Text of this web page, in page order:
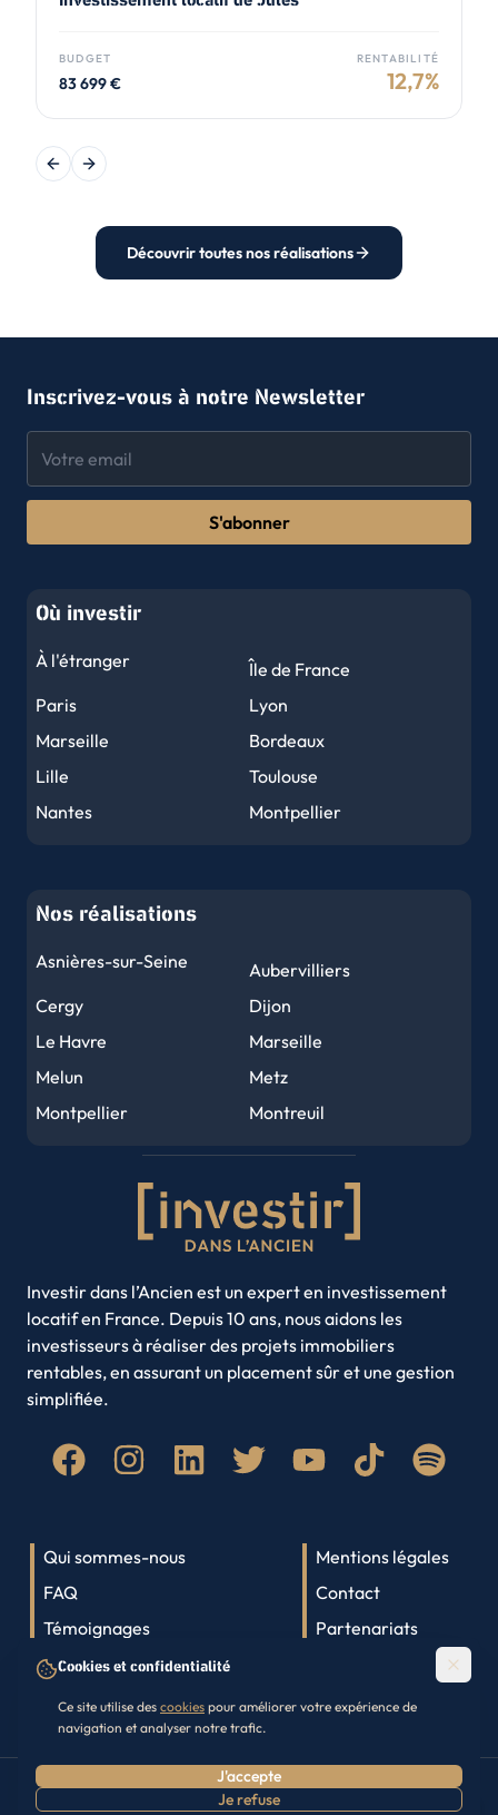
Prendre RDV
BUDGET
83 699€
RENTABILITÉ
12,7%
Previous slide
Next slide
Découvrir toutes nos réalisations
Cookies et confidentialité
Ce site utilise des cookies pour améliorer votre expérience de
navigation et analyser notre trafic.
J'accepte
Je refuse
Inscrivez-vous à notre Newsletter
S'abonner
Où investir
À l'étranger
Île de France
Paris
Lyon
Marseille
Bordeaux
Lille
Toulouse
Nantes
Montpellier
Le Havre
Grenoble
Saint-Denis
Nancy
Nos réalisations
Asnières-sur-Seine
Aubervilliers
Cergy
Dijon
Le Havre
Marseille
Melun
Metz
Montpellier
Montreuil
Noisy-le-Grand
Saint-Etienne
Toulon
Toulouse
Villeurbanne
Amiens
Brest
Clermont-Ferrand
Limoges
Roubaix
Saint-Denis
Investir dans l’Ancien est un expert en investissement
locatif en France. Depuis 10 ans, nous aidons les
investisseurs à réaliser des projets immobiliers
rentables, en assurant un placement sûr et une gestion
simplifiée.
Qui sommes-nous
FAQ
Témoignages
Lexique immobilier
Presse
Mentions légales
Contact
Partenariats
©2026Investir dans l'Ancien. Tous droits réservés.